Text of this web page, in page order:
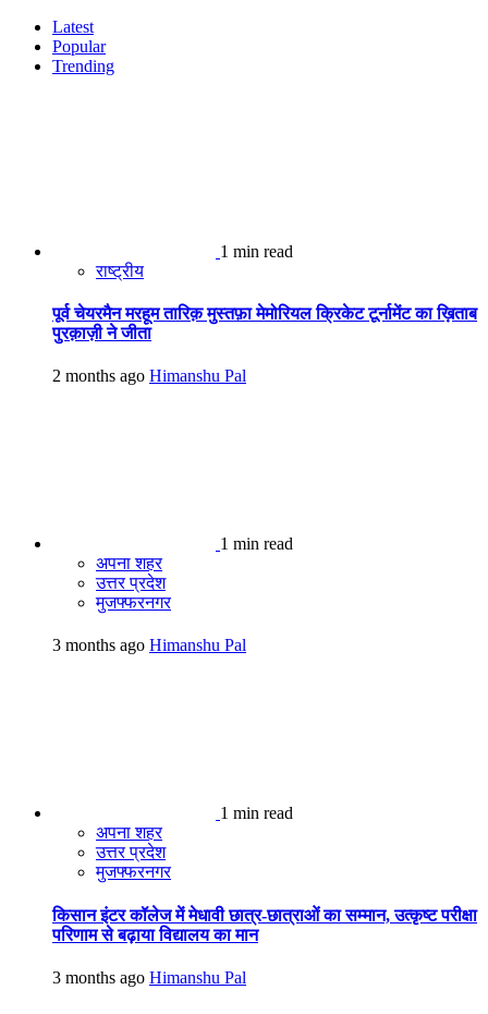
Latest
Popular
Trending
1 min read
राष्ट्रीय
पूर्व चेयरमैन मरहूम तारिक़ मुस्तफ़ा मेमोरियल क्रिकेट टूर्नामेंट का ख़िताब
पुरक़ाज़ी ने जीता
2 months ago Himanshu Pal
1 min read
अपना शहर
उत्तर प्रदेश
मुजफ्फरनगर
3 months ago Himanshu Pal
1 min read
अपना शहर
उत्तर प्रदेश
मुजफ्फरनगर
किसान इंटर कॉलेज में मेधावी छात्र-छात्राओं का सम्मान, उत्कृष्ट परीक्षा
परिणाम से बढ़ाया विद्यालय का मान
3 months ago Himanshu Pal